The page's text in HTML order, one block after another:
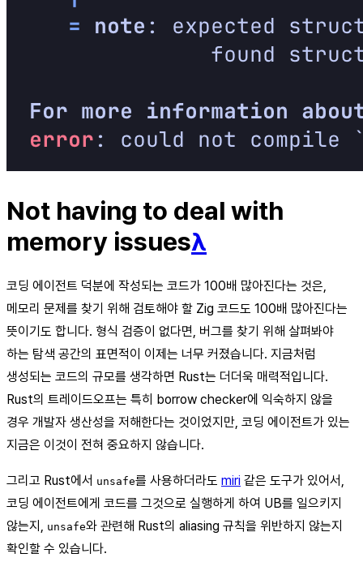
Not having to deal with
memory issuesλ
코딩 에이전트 덕분에 작성되는 코드가 100배 많아진다는 것은,
메모리 문제를 찾기 위해 검토해야 할 Zig 코드도 100배 많아진다는
뜻이기도 합니다. 형식 검증이 없다면, 버그를 찾기 위해 살펴봐야
하는 탐색 공간의 표면적이 이제는 너무 커졌습니다. 지금처럼
생성되는 코드의 규모를 생각하면 Rust는 더더욱 매력적입니다.
Rust의 트레이드오프는 특히 borrow checker에 익숙하지 않을
경우 개발자 생산성을 저해한다는 것이었지만, 코딩 에이전트가 있는
지금은 이것이 전혀 중요하지 않습니다.
그리고 Rust에서 unsafe를 사용하더라도 miri 같은 도구가 있어서,
코딩 에이전트에게 코드를 그것으로 실행하게 하여 UB를 일으키지
않는지, unsafe와 관련해 Rust의 aliasing 규칙을 위반하지 않는지
확인할 수 있습니다.